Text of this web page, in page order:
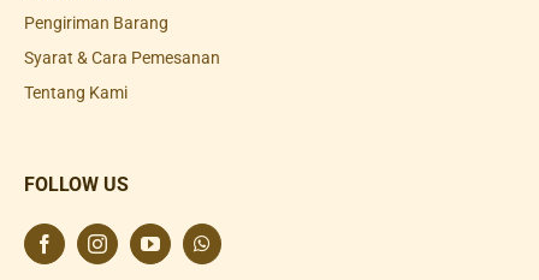
Pengiriman Barang
Syarat & Cara Pemesanan
Tentang Kami
FOLLOW US